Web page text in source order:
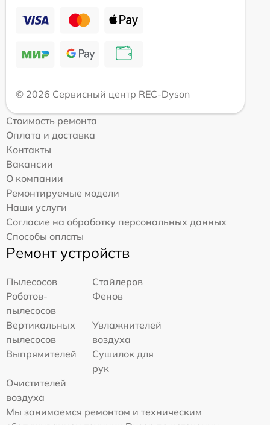
© 2026 Сервисный центр REC-Dyson
Стоимость ремонта
Оплата и доставка
Контакты
Вакансии
О компании
Ремонтируемые модели
Наши услуги
Согласие на обработку персональных данных
Способы оплаты
Ремонт устройств
Пылесосов
Стайлеров
Роботов-
пылесосов
Фенов
Вертикальных
пылесосов
Увлажнителей
воздуха
Выпрямителей
Сушилок для
рук
Очистителей
воздуха
Мы занимаемся ремонтом и техническим